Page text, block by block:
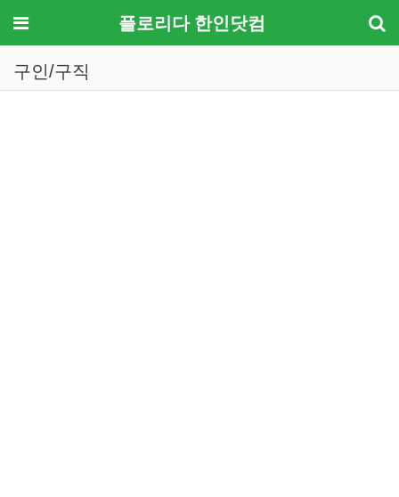
메뉴 플로리다 한인닷컴
구인/구직